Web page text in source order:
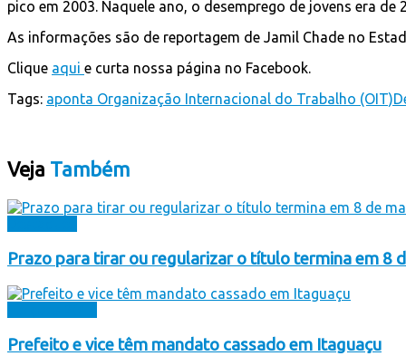
pico em 2003. Naquele ano, o desemprego de jovens era
As informações são de reportagem de Jamil Chade no
Clique aqui e curta nossa página no Facebook.
Tags: aponta Organização Internacional do Trabalho (OIT)
Veja Também
Prazo para tirar ou regularizar o título termina em 8
Prefeito e vice têm mandato cassado em Itaguaçu